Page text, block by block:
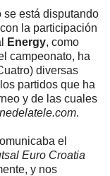
se está disputando
con la participación
Energy, como
campeonato, ha
diversas
partidos que ha
y de las cuales
.
el
Euro Croatia
y nos